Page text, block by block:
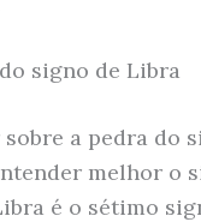
signo de Libra
a pedra do
melhor o
é o sétimo